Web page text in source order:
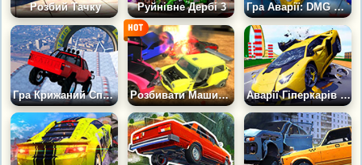
Розбий Тачку Руйнівне Дербі 3 Гра Аварії: DMG Драйв
Гра Крижаний Спуск: GTA 5 Розбивати Машини 3Д Аварії Гіперкарів на Рампі